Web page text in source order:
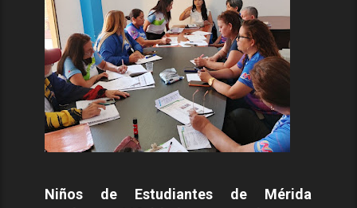
Niños de Estudiantes de Mérida